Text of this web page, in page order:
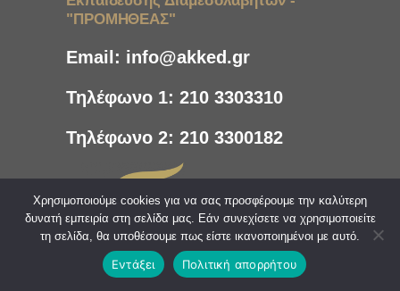
"ΠΡΟΜΗΘΕΑΣ"
Email: info@akked.gr
Τηλέφωνο 1: 210 3303310
Τηλέφωνο 2: 210 3300182
Χρησιμοποιούμε cookies για να σας προσφέρουμε την καλύτερη
δυνατή εμπειρία στη σελίδα μας. Εάν συνεχίσετε να χρησιμοποιείτε
τη σελίδα, θα υποθέσουμε πως είστε ικανοποιημένοι με αυτό.
Εντάξει Πολιτική απορρήτου